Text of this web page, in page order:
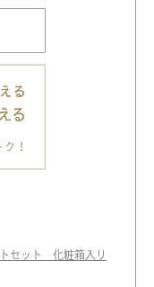
セット 化粧箱入り